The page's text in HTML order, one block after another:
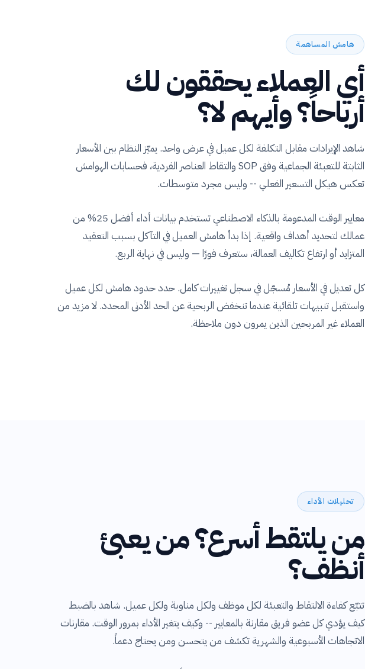
هامش المساهمة
أي العملاء يحققون لك
أرباحاً؟ وأيهم لا؟
شاهد الإيرادات مقابل التكلفة لكل عميل في عرض واحد. يميّز النظام بين الأسعار
الثابتة للتعبئة الجماعية وفق SOP والتقاط العناصر الفردية، فحسابات الهوامش
تعكس هيكل التسعير الفعلي -- وليس مجرد متوسطات.
معايير الوقت المدعومة بالذكاء الاصطناعي تستخدم بيانات أداء أفضل 25% من
عمالك لتحديد أهداف واقعية. إذا بدأ هامش العميل في التآكل بسبب التعقيد
المتزايد أو ارتفاع تكاليف العمالة، ستعرف فورًا — وليس في نهاية الربع.
كل تعديل في الأسعار مُسجّل في سجل تغييرات كامل. حدد حدود هامش لكل عميل
واستقبل تنبيهات تلقائية عندما تنخفض الربحية عن الحد الأدنى المحدد. لا مزيد من
العملاء غير المربحين الذين يمرون دون ملاحظة.
تحليلات الأداء
من يلتقط أسرع؟ من يعبئ
أنظف؟
تتبّع كفاءة الالتقاط والتعبئة لكل موظف ولكل مناوبة ولكل عميل. شاهد بالضبط
كيف يؤدي كل عضو فريق مقارنة بالمعايير -- وكيف يتغير الأداء بمرور الوقت. مقارنات
الاتجاهات الأسبوعية والشهرية تكشف من يتحسن ومن يحتاج دعماً.